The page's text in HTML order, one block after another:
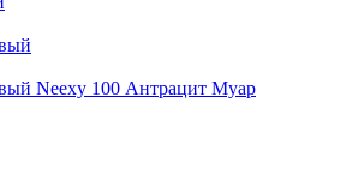
Neexy 100 Антрацит Муар